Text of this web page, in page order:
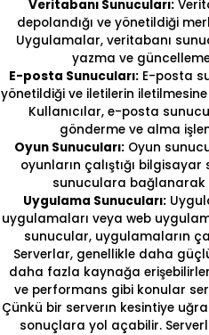
Veritabanı Sunucuları:
depolandığı ve yönetildiği
Uygulamalar, veritabanı
yazma ve
E-posta Sunucuları:E-posta
yönetildiği ve iletilerin
Kullanıcılar, e-posta
gönderme ve alma
Oyun Sunucuları: Oyun
oyunların çalıştığı
sunuculara bağlanarak
Uygulama Sunucuları:
uygulamaları veya web
sunucular, uygulamaların
Serverlar, genellikle daha
daha fazla kaynağa
ve performans gibi konular
Çünkü bir serverın kesintiye
sonuçlara yol açabilir.